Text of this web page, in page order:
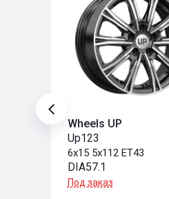
Wheels UP
Up123
6x15 5x112 ET43
DIA57.1
Под заказ